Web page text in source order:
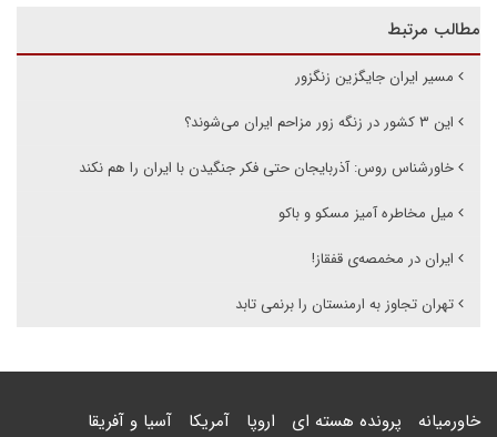
مطالب مرتبط
مسیر ایران جایگزین زنگزور
این ۳ کشور در زنگه زور مزاحم ایران می‌شوند؟
خاورشناس روس: آذربایجان حتی فکر جنگیدن با ایران را هم نکند
میل مخاطره آمیز مسکو و باکو
ایران در مخمصەی قفقاز!
تهران تجاوز به ارمنستان را برنمی تابد
خاورمیانه پرونده هسته ای اروپا آمریکا آسیا و آفریقا